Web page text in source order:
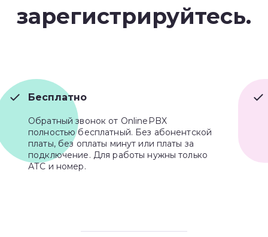
зарегистрируйтесь.
Бесплатно
Обратный звонок от OnlinePBX
полностью бесплатный. Без абонентской
платы, без оплаты минут или платы за
подключение. Для работы нужны только
АТС и номер.